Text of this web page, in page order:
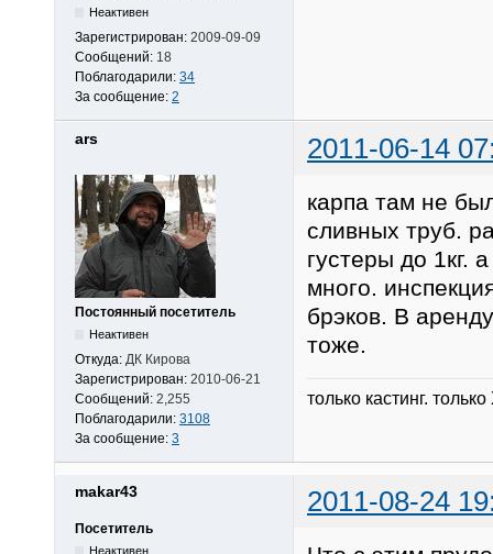
Неактивен
Зарегистрирован: 2009-09-09
Сообщений: 18
Поблагодарили: 34
За сообщение: 2
ars 2011-06-14
Постоянный посетитель
Неактивен
Откуда: ДК Кирова
Зарегистрирован: 2010-06-21
Сообщений: 2,255
Поблагодарили: 3108
За сообщение: 3
карпа там не
сливных труб.
густеры до 1кг.
много.
брэков. В
тоже.
только кастинг.
makar43 2011-08-24
Посетитель
Неактивен